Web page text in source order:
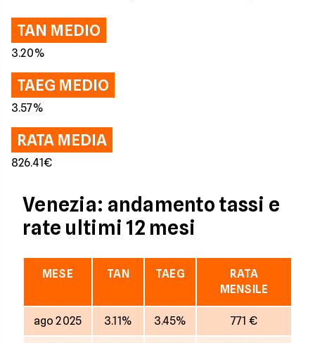
TAN MEDIO
3.20%
TAEG MEDIO
3.57%
RATA MEDIA
826.41€
Venezia: andamento tassi e
rate ultimi 12 mesi
MESE TAN TAEG
RATA
MENSILE
ago 2025 3.11% 3.45% 771 €